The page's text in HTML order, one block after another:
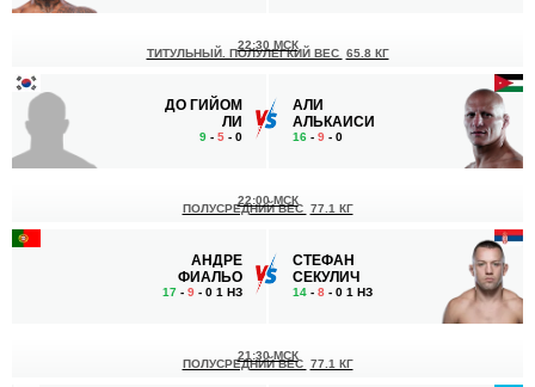
ДО ГИЙОМ
ЛИ
9 - 5 - 0
22:30 МСК
ТИТУЛЬНЫЙ. ПОЛУЛЕГКИЙ ВЕС 65.8 КГ
АЛИ
АЛЬКАИСИ
16 - 9 - 0
АНДРЕ
ФИАЛЬО
17 - 9 - 0 1 НЗ
22:00 МСК
ПОЛУСРЕДНИЙ ВЕС 77.1 КГ
СТЕФАН
СЕКУЛИЧ
14 - 8 - 0 1 НЗ
21:30 МСК
ПОЛУСРЕДНИЙ ВЕС 77.1 КГ